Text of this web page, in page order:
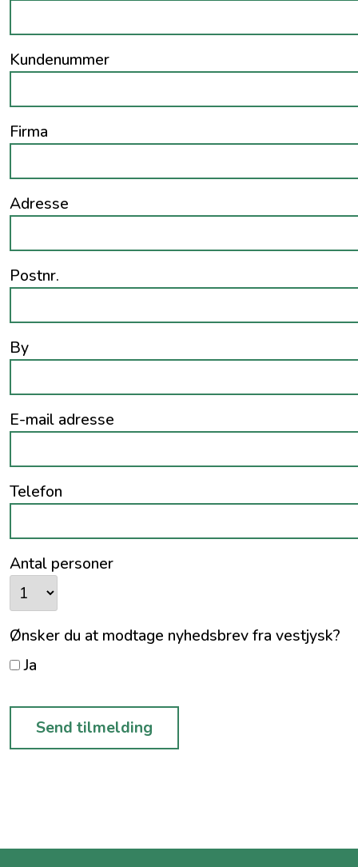
Kundenummer
Firma
Adresse
Postnr.
By
E-mail adresse
Telefon
Antal personer
Ønsker du at modtage nyhedsbrev fra vestjysk?
Ja